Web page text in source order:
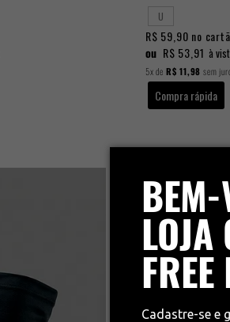
FREE
Cadastre-se e
U
R$ 59,90 no
ou R$ 53,91 à
5xde R$ 11,98 sem
Compra rápida